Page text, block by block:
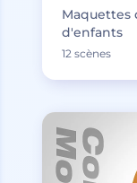
Maquettes
d'enfants
12 scènes